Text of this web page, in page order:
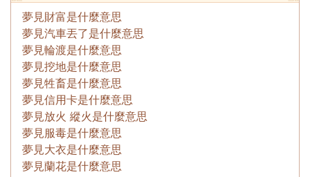
夢見財富是什麼意思
夢見汽車丟了是什麼意思
夢見輪渡是什麼意思
夢見挖地是什麼意思
夢見牲畜是什麼意思
夢見信用卡是什麼意思
夢見放火 縱火是什麼意思
夢見服毒是什麼意思
夢見大衣是什麼意思
夢見蘭花是什麼意思